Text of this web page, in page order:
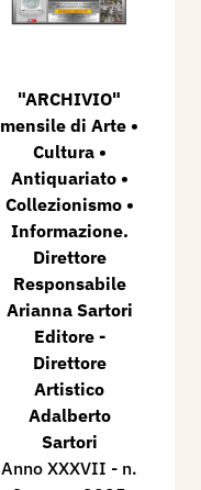
"ARCHIVIO"
mensile di Arte •
Cultura •
Antiquariato •
Collezionismo •
Informazione.
Direttore
Responsabile
Arianna Sartori
Editore -
Direttore
Artistico
Adalberto
Sartori
Anno XXXVII - n.